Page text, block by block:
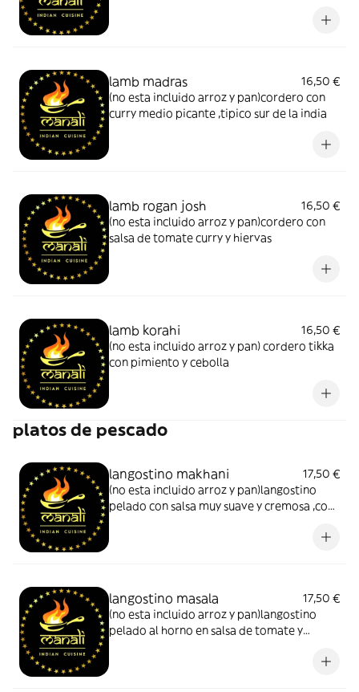
lamb madras
16,50 €
(no esta incluido arroz y pan)cordero con
curry medio picante ,tipico sur de la india
lamb rogan josh
16,50 €
(no esta incluido arroz y pan)cordero con
salsa de tomate curry y hiervas
lamb korahi
16,50 €
(no esta incluido arroz y pan) cordero tikka
con pimiento y cebolla
platos de pescado
langostino makhani
17,50 €
(no esta incluido arroz y pan)langostino
pelado con salsa muy suave y cremosa ,con
langostino masala
17,50 €
(no esta incluido arroz y pan)langostino
pelado al horno en salsa de tomate y